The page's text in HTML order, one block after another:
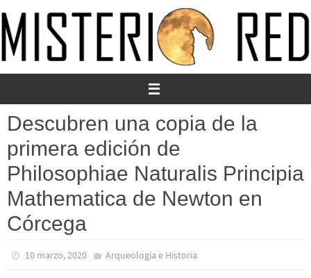
al
contenido
Descubren una copia de la
primera edición de
Philosophiae Naturalis Principia
Mathematica de Newton en
Córcega
10 marzo, 2020 Arqueología e Historia